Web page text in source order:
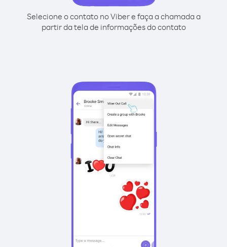
Selecione o contato no Viber e faça a chamada a
partir da tela de informações do contato